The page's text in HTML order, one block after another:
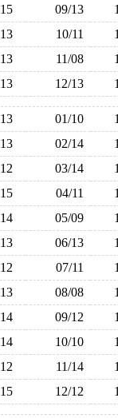
15 09/13
13 10/11
13 11/08
13 12/13
13 01/10
13 02/14
12 03/14
15 04/11
14 05/09
13 06/13
12 07/11
13 08/08
14 09/12
14 10/10
12 11/14
15 12/12